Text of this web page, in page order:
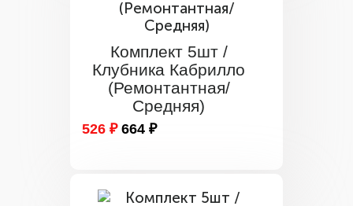
Комплект 5шт /
Клубника Кабрилло
(Ремонтантная/
Средняя)
526 ₽ 664 ₽